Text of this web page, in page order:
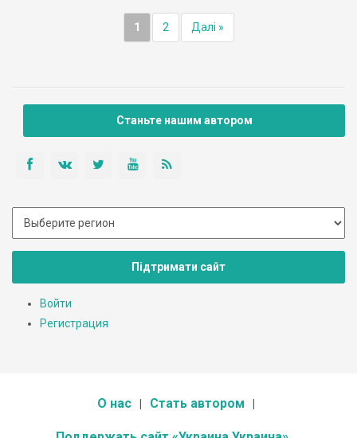
1 2 Далі »
Станьте нашим автором
Підтримати сайт
Войти
Регистрация
О нас Стать автором